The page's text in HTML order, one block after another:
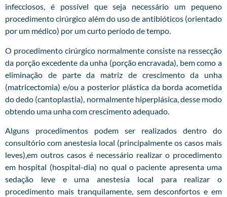
infecciosos, é possível que seja necessário um pequeno
procedimento cirúrgico além do uso de antibióticos (orientado
por um médico) por um curto período de tempo.
O procedimento cirúrgico normalmente consiste na ressecção
da porção excedente da unha (porção encravada), bem como a
eliminação de parte da matriz de crescimento da unha
(matricectomia) e/ou a posterior plástica da borda acometida
do dedo (cantoplastia), normalmente hiperplásica, desse modo
obtendo uma unha com crescimento adequado.
Alguns procedimentos podem ser realizados dentro do
consultório com anestesia local (principalmente os casos mais
leves),em outros casos é necessário realizar o procedimento
em hospital (hospital-dia) no qual o paciente apresenta uma
sedação leve e uma anestesia local para realizar o
procedimento mais tranquilamente, sem desconfortos e em